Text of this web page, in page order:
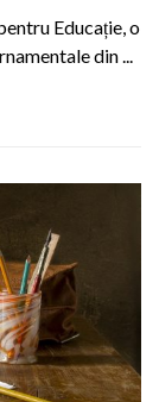
Educație, o
din ...